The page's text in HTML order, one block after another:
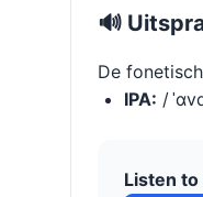
🔊
De
IPA: /
Listen